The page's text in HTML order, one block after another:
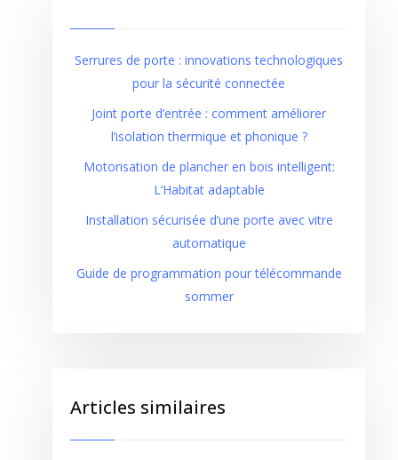
Serrures de porte : innovations technologiques
pour la sécurité connectée
Joint porte d’entrée : comment améliorer
l’isolation thermique et phonique ?
Motorisation de plancher en bois intelligent:
L’Habitat adaptable
Installation sécurisée d’une porte avec vitre
automatique
Guide de programmation pour télécommande
sommer
Articles similaires